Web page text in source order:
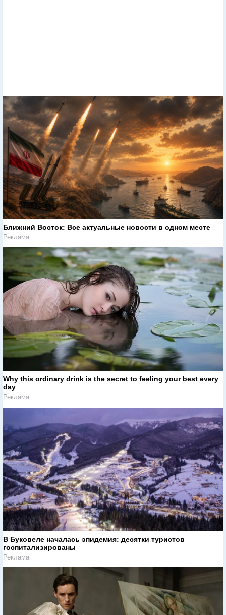
Ближний Восток: Все актуальные новости в одном месте
Реклама
Why this ordinary drink is the secret to feeling your best every
day
Реклама
В Буковеле началась эпидемия: десятки туристов
госпитализированы
Реклама